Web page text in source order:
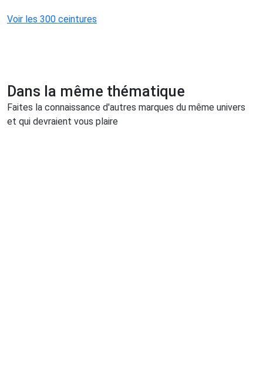
Voir les 300 ceintures
Dans la même thématique
Faites la connaissance d'autres marques du même univers
et qui devraient vous plaire